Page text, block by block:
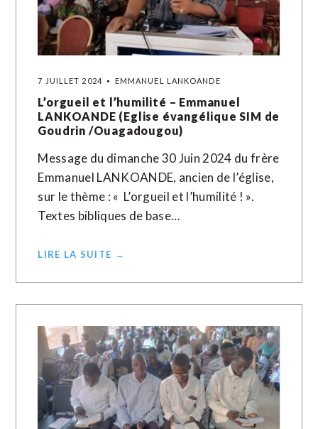
7 JUILLET 2024 EMMANUEL LANKOANDE
L’orgueil et l’humilité – Emmanuel
LANKOANDE (Eglise évangélique SIM de
Goudrin /Ouagadougou)
Message du dimanche 30 Juin 2024 du frère
Emmanuel LANKOANDE, ancien de l’église,
sur le thème : « L’orgueil et l’humilité ! ».
Textes bibliques de base…
LIRE LA SUITE →